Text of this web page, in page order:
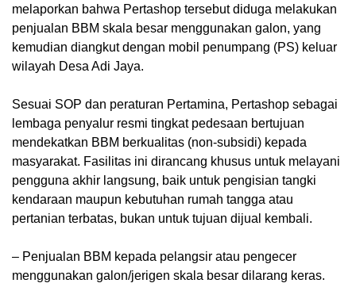
melaporkan bahwa Pertashop tersebut diduga melakukan
penjualan BBM skala besar menggunakan galon, yang
kemudian diangkut dengan mobil penumpang (PS) keluar
wilayah Desa Adi Jaya.
Sesuai SOP dan peraturan Pertamina, Pertashop sebagai
lembaga penyalur resmi tingkat pedesaan bertujuan
mendekatkan BBM berkualitas (non-subsidi) kepada
masyarakat. Fasilitas ini dirancang khusus untuk melayani
pengguna akhir langsung, baik untuk pengisian tangki
kendaraan maupun kebutuhan rumah tangga atau
pertanian terbatas, bukan untuk tujuan dijual kembali.
– Penjualan BBM kepada pelangsir atau pengecer
menggunakan galon/jerigen skala besar dilarang keras.